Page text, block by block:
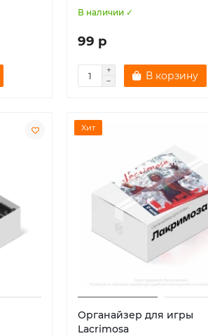
В наличии ✓
99 р
В корзину
Хит
Органайзер для игры
Lacrimosa